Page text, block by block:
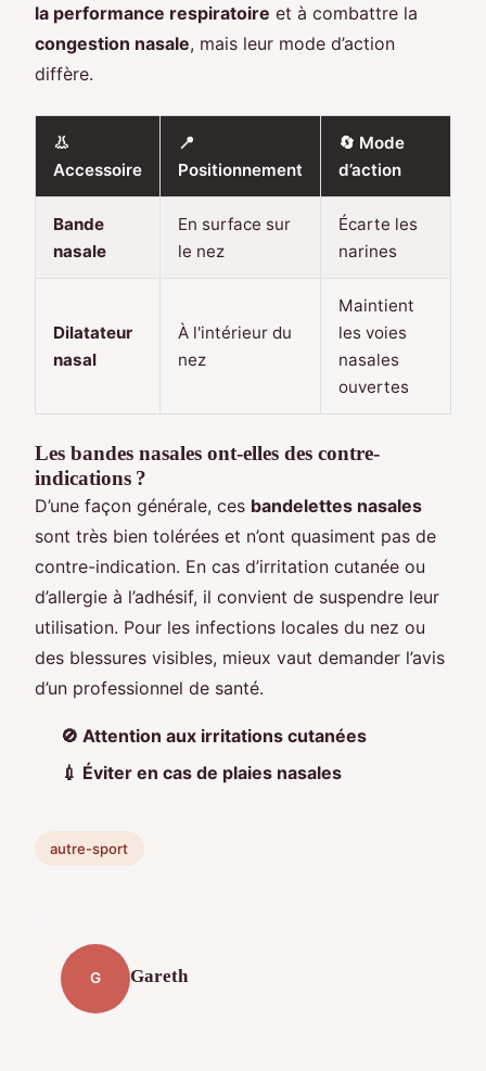
la performance respiratoire et à combattre la
congestion nasale, mais leur mode d’action
diffère.
👃
Accessoire
📍
Positionnement
🔄 Mode
d’action
Bande
nasale
En surface sur
le nez
Écarte les
narines
Dilatateur
nasal
À l'intérieur du
nez
Maintient
les voies
nasales
ouvertes
Les bandes nasales ont-elles des contre-
indications ?
D’une façon générale, ces bandelettes nasales
sont très bien tolérées et n’ont quasiment pas de
contre-indication. En cas d’irritation cutanée ou
d’allergie à l’adhésif, il convient de suspendre leur
utilisation. Pour les infections locales du nez ou
des blessures visibles, mieux vaut demander l’avis
d’un professionnel de santé.
🚫 Attention aux irritations cutanées
💉 Éviter en cas de plaies nasales
autre-sport
G Gareth